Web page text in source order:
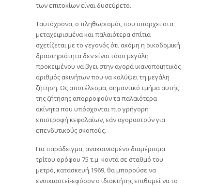
των επιτοκίων είναι δυσεύρετο.
Ταυτόχρονα, ο πληθωρισμός που υπάρχει στα
μεταχειρισμένα και παλαιότερα σπίτια
σχετίζεται με το γεγονός ότι ακόμη η οικοδομική
δραστηριότητα δεν είναι τόσο μεγάλη
προκειμένου να βγει στην αγορά ικανοποιητικός
αριθμός ακινήτων που να καλύψει τη μεγάλη
ζήτηση. Ως αποτέλεσμα, σημαντικό τμήμα αυτής
της ζήτησης απορροφούν τα παλαιότερα
ακίνητα που υπόσχονται πιο γρήγορη
επιστροφή κεφαλαίων, εάν αγοραστούν για
επενδυτικούς σκοπούς.
Για παράδειγμα, ανακαινισμένο διαμέρισμα
τρίτου ορόφου 75 τ.μ. κοντά σε σταθμό του
μετρό, κατασκευή 1969, θα μπορούσε να
ενοικιαστεί-εφόσον ο ιδιοκτήτης επιθυμεί να το